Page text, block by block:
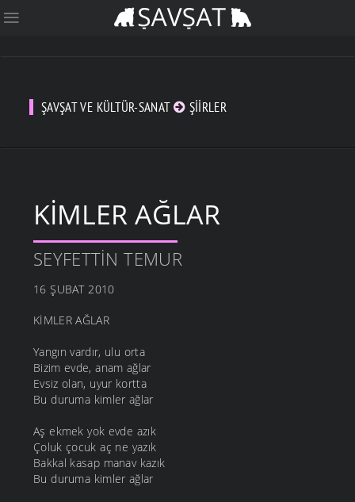
ŞAVŞAT VE KÜLTÜR-SANAT ŞIIRLER
KIMLER AĞLAR
SEYFETTIN TEMUR
16 ŞUBAT 2010
KİMLER AĞLAR
Yangın vardır, ulu orta
Bizim evde, anam ağlar
Evsiz olan, uyur kortta
Bu duruma kimler ağlar
Aş ekmek yok evde azık
Çoluk çocuk aç ne yazık
Bakkal kasap manav kazık
Bu duruma kimler ağlar